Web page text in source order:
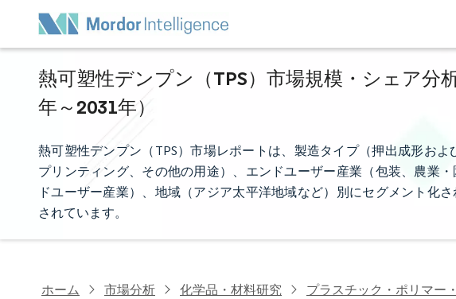
熱可塑性デンプン（TPS）市場規模・シェア分
年～2031年）
熱可塑性デンプン（TPS）市場レポートは、製造タイプ（押出成形お
プリンティング、その他の用途）、エンドユーザー産業（包装、農業
ドユーザー産業）、地域（アジア太平洋地域など）別にセグメント化
されています。
ホーム 市場分析 化学品・材料研究 プラスチック・ポリマー